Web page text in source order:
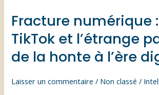
Fracture numérique :
TikTok et l’étrange
de la honte à l’ère
Laisser un commentaire / Non classé /